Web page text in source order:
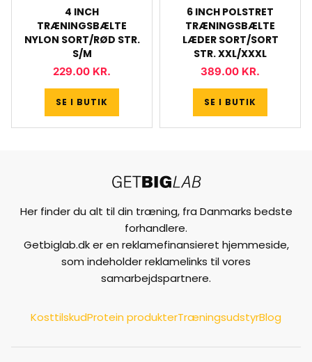
4 INCH
TRÆNINGSBÆLTE
NYLON SORT/RØD STR.
S/M
229.00 KR.
SE I BUTIK
6 INCH POLSTRET
TRÆNINGSBÆLTE
LÆDER SORT/SORT
STR. XXL/XXXL
389.00 KR.
SE I BUTIK
Her finder du alt til din træning, fra Danmarks bedste
forhandlere.
Getbiglab.dk er en reklamefinansieret hjemmeside,
som indeholder reklamelinks til vores
samarbejdspartnere.
KosttilskudProtein produkterTræningsudstyrBlog